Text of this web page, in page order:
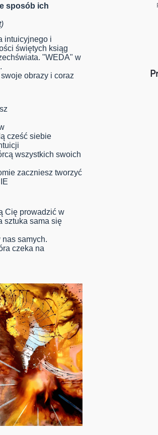
sposób ich
intuicyjnego i
świętych ksiąg
"WEDA" w
obrazy i coraz
cześć siebie
wszystkich swoich
zaczniesz tworzyć
Cię prowadzić w
sztuka sama się
samych.
czeka na